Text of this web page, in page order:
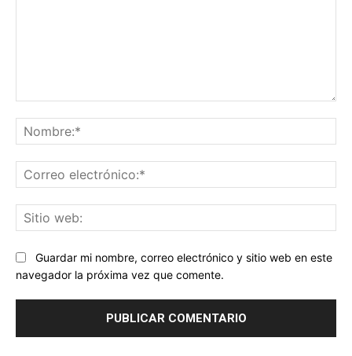
Guardar mi nombre, correo electrónico y sitio web en este
navegador la próxima vez que comente.